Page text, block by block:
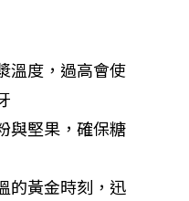
溫度，過高會使
與堅果，確保糖
的黃金時刻，迅